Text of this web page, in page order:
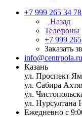
+7 999 265 34 78
Назад
Телефоны
+7 999
Заказать
info@centrpola.ru
Казань
ул. Проспект
ул. Сабира
ул.
ул. Нурсултана
Ежедневно с